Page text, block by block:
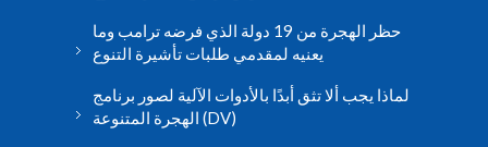
حظر الهجرة من 19 دولة الذي فرضه ترامب وما
يعنيه لمقدمي طلبات تأشيرة التنوع
لماذا يجب ألا تثق أبدًا بالأدوات الآلية لصور برنامج
الهجرة المتنوعة (DV)